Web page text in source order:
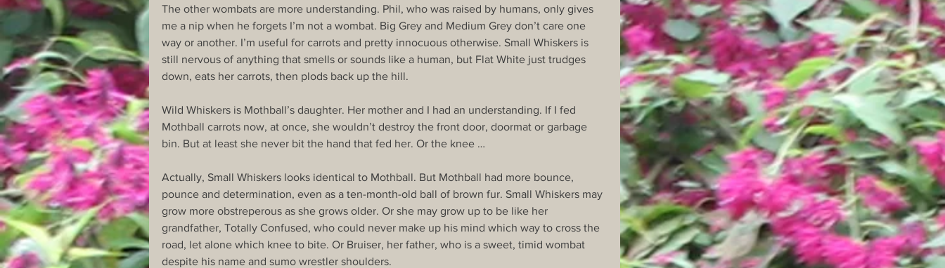
The other wombats are more understanding. Phil, who was raised by humans, only gives
me a nip when he forgets I’m not a wombat. Big Grey and Medium Grey don’t care one
way or another. I’m useful for carrots and pretty innocuous otherwise. Small Whiskers is
still nervous of anything that smells or sounds like a human, but Flat White just trudges
down, eats her carrots, then plods back up the hill.
Wild Whiskers is Mothball’s daughter. Her mother and I had an understanding. If I fed
Mothball carrots now, at once, she wouldn’t destroy the front door, doormat or garbage
bin. But at least she never bit the hand that fed her. Or the knee …
Actually, Small Whiskers looks identical to Mothball. But Mothball had more bounce,
pounce and determination, even as a ten-month-old ball of brown fur. Small Whiskers may
grow more obstreperous as she grows older. Or she may grow up to be like her
grandfather, Totally Confused, who could never make up his mind which way to cross the
road, let alone which knee to bite. Or Bruiser, her father, who is a sweet, timid wombat
despite his name and sumo wrestler shoulders.